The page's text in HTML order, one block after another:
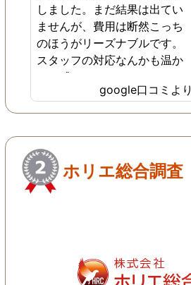
しました。まだ結果は出てい
ませんが、費用は断然こっち
のほうがリーズナブルです。
スタッフの対応なんかも温か
みを感じます。はじめからこ
ちらにすればよかったです😢
…
google口コミより
ホリエ総合調査